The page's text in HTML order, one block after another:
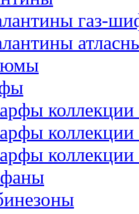
газ-
коллекции
коллекции